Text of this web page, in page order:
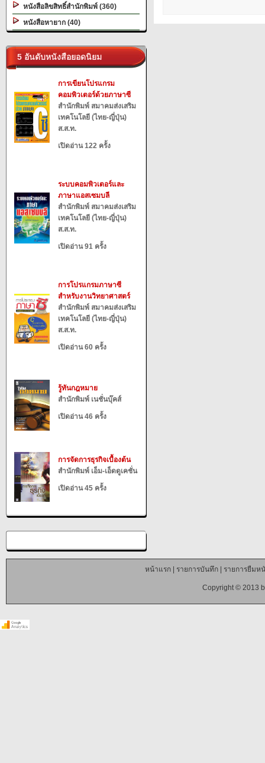
หนังสือลิขสิทธิ์สำนักพิมพ์ (360)
หนังสือหายาก (40)
5 อันดับหนังสือยอดนิยม
การเขียนโปรแกรม
คอมพิวเตอร์ด้วยภาษาซี
สำนักพิมพ์ สมาคมส่งเสริม
เทคโนโลยี (ไทย-ญี่ปุ่น)
ส.ส.ท.
เปิดอ่าน 122 ครั้ง
ระบบคอมพิวเตอร์และ
ภาษาแอสเซมบลี
สำนักพิมพ์ สมาคมส่งเสริม
เทคโนโลยี (ไทย-ญี่ปุ่น)
ส.ส.ท.
เปิดอ่าน 91 ครั้ง
การโปรแกรมภาษาซี
สำหรับงานวิทยาศาสตร์
สำนักพิมพ์ สมาคมส่งเสริม
เทคโนโลยี (ไทย-ญี่ปุ่น)
ส.ส.ท.
เปิดอ่าน 60 ครั้ง
รู้ทันกฎหมาย
สำนักพิมพ์ เนชั่นบุ๊คส์
เปิดอ่าน 46 ครั้ง
การจัดการธุรกิจเบื้องต้น
สำนักพิมพ์ เอ็ม-เอ็ดดูเคชั่น
เปิดอ่าน 45 ครั้ง
หน้าแรก| รายการบันทึก| รายการยืมห
Copyright © 2013